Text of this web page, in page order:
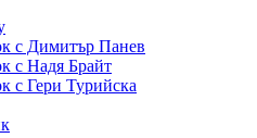
с Димитър Панев
с Надя Брайт
с Гери Турийска